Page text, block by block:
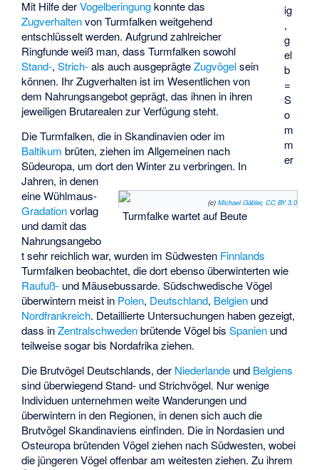
ig
,
g
el
b
=
S
o
m
m
er
(c) Michael Gäbler, CC BY 3.0
Turmfalke wartet auf Beute
Mit Hilfe derVogelberingungkonnte das
Zugverhaltenvon Turmfalken weitgehend
entschlüsselt werden. Aufgrund zahlreicher
Ringfunde weiß man, dass Turmfalken sowohl
Stand-,Strich-als auch ausgeprägteZugvögelsein
können. Ihr Zugverhalten ist im Wesentlichen von
dem Nahrungsangebot geprägt, das ihnen in ihren
jeweiligen Brutarealen zur Verfügung steht.
Die Turmfalken, die in Skandinavien oder im
Baltikum brüten, ziehen im Allgemeinen nach
Südeuropa, um dort den Winter zu verbringen. In
Jahren, in denen
eine Wühlmaus-
Gradationvorlag
und damit das
Nahrungsangebo
t sehr reichlich war, wurden im Südwesten Finnlands
Turmfalken beobachtet, die dort ebenso überwinterten wie
Raufuß- und Mäusebussarde. Südschwedische Vögel
überwintern meist in Polen, Deutschland, Belgien und
Nordfrankreich. Detaillierte Untersuchungen haben gezeigt,
dass inZentralschwedenbrütende Vögel bisSpanien und
teilweise sogar bis Nordafrika ziehen.
Die Brutvögel Deutschlands, der Niederlande und Belgiens
sind überwiegend Stand- und Strichvögel. Nur wenige
Individuen unternehmen weite Wanderungen und
überwintern in den Regionen, in denen sich auch die
Brutvögel Skandinaviens einfinden. Die in Nordasien und
Osteuropa brütenden Vögel ziehen nach Südwesten, wobei
die jüngeren Vögel offenbar am weitesten ziehen. Zu ihrem